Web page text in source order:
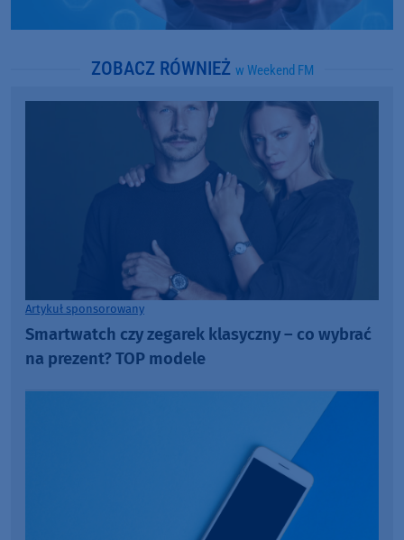
ZOBACZ RÓWNIEŻ w Weekend FM
Artykuł sponsorowany
Smartwatch czy zegarek klasyczny – co wybrać
na prezent? TOP modele